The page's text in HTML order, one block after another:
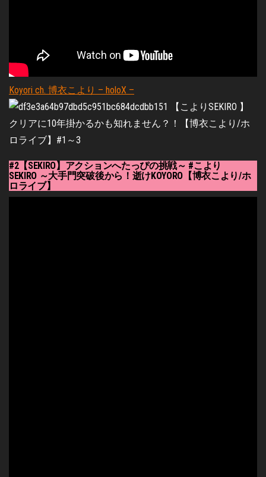
Koyori ch. 博衣こより – holoX –
#2【SEKIRO】アクションへたっぴの挑戦～ #こより
SEKIRO ～大手門突破後から！逝けKOYORO【博衣こより/ホ
ロライブ】